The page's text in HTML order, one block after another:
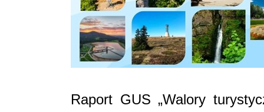
Raport GUS „Walory